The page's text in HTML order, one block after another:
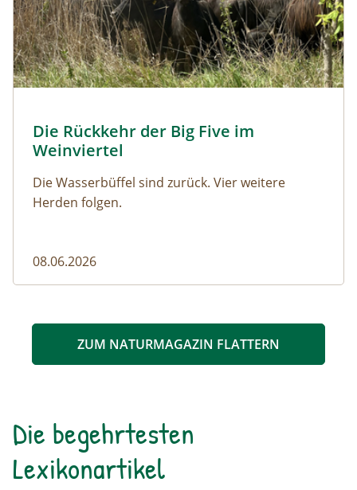
Naturmagazin: Die Rückkehr der Big Five im
Die Rückkehr der Big Five im
Weinviertel
Die Wasserbüffel sind zurück. Vier weitere
Herden folgen.
08.06.2026
ZUM NATURMAGAZIN FLATTERN
Die begehrtesten
Lexikonartikel